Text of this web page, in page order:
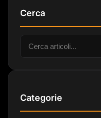
Cerca
Cerca:
Categorie